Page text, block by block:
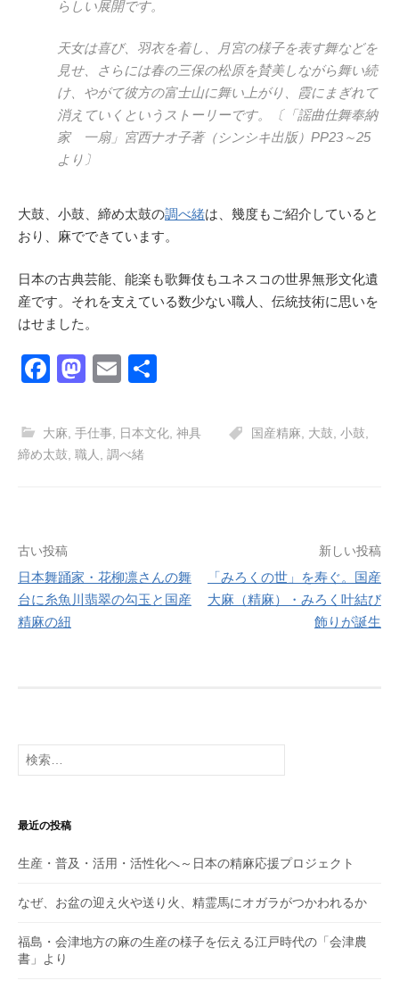
らしい展開です。
天女は喜び、羽衣を着し、月宮の様子を表す舞などを
見せ、さらには春の三保の松原を賛美しながら舞い続
け、やがて彼方の富士山に舞い上がり、霞にまぎれて
消えていくというストーリーです。〔「謡曲仕舞奉納
家 一扇」宮西ナオ子著（シンシキ出版）PP23～25
より〕
大鼓、小鼓、締め太鼓の調べ緒は、幾度もご紹介していると
おり、麻でできています。
日本の古典芸能、能楽も歌舞伎もユネスコの世界無形文化遺
産です。それを支えている数少ない職人、伝統技術に思いを
はせました。
F
c
e
o
k
M
st
o
E
ail
大麻 手仕事 日本文化 神具 国産精麻 大鼓 小鼓
締め太鼓, 職人, 調べ緒
投
稿
ナ
シ
ョ
ン
古い投稿
日本舞踊家・花柳凛さんの舞
台に糸魚川翡翠の勾玉と国産
精麻の紐
新しい投稿
「みろくの世」を寿ぐ。国産
大麻（精麻）・みろく叶結び
飾りが誕生
検
索:
最近の投稿
生産・普及・活用・活性化へ～日本の精麻応援プロジェクト
なぜ、お盆の迎え火や送り火、精霊馬にオガラがつかわれるか
福島・会津地方の麻の生産の様子を伝える江戸時代の「会津農
書」より